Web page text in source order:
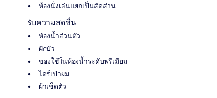
ห้องนั่งเล่นแยกเป็นสัดส่วน
รับความสดชื่น
ห้องน้ำส่วนตัว
ฝักบัว
ของใช้ในห้องน้ำระดับพรีเมียม
ไดร์เป่าผม
ผ้าเช็ดตัว